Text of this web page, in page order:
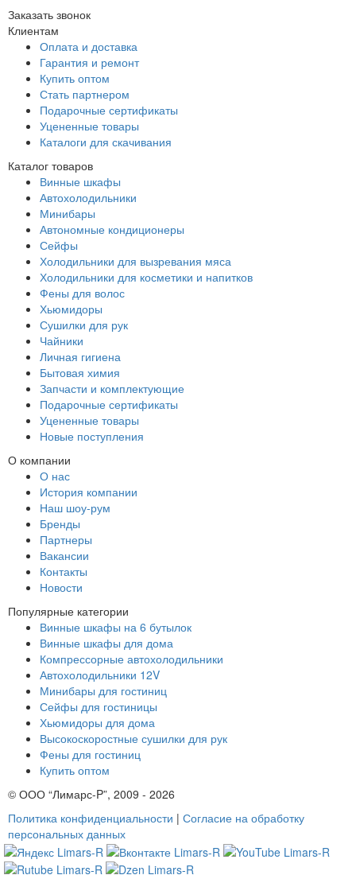
Заказать звонок
Клиентам
Оплата и доставка
Гарантия и ремонт
Купить оптом
Стать партнером
Подарочные сертификаты
Уцененные товары
Каталоги для скачивания
Каталог товаров
Винные шкафы
Автохолодильники
Минибары
Автономные кондиционеры
Сейфы
Холодильники для вызревания мяса
Холодильники для косметики и напитков
Фены для волос
Хьюмидоры
Сушилки для рук
Чайники
Личная гигиена
Бытовая химия
Запчасти и комплектующие
Подарочные сертификаты
Уцененные товары
Новые поступления
О компании
О нас
История компании
Наш шоу-рум
Бренды
Партнеры
Вакансии
Контакты
Новости
Популярные категории
Винные шкафы на 6 бутылок
Винные шкафы для дома
Компрессорные автохолодильники
Автохолодильники 12V
Минибары для гостиниц
Сейфы для гостиницы
Хьюмидоры для дома
Высокоскоростные сушилки для рук
Фены для гостиниц
Купить оптом
© ООО “Лимарс-P”, 2009 - 2026
Политика конфиденциальности | Согласие на обработку
персональных данных